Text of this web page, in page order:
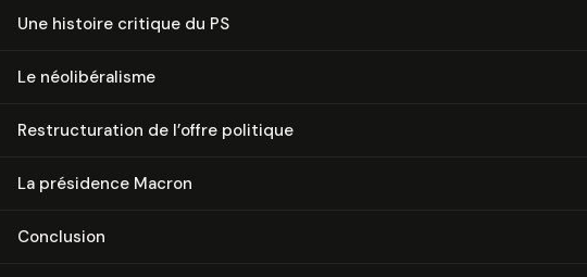
Une histoire critique du PS
Le néo­li­bé­ra­lisme
Re­struc­tu­ra­tion de l’offre politique
La présidence Macron
Conclusion